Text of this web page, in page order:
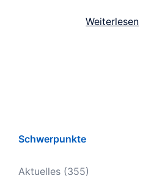
Weiterlesen
Schwerpunkte
Aktuelles (355)